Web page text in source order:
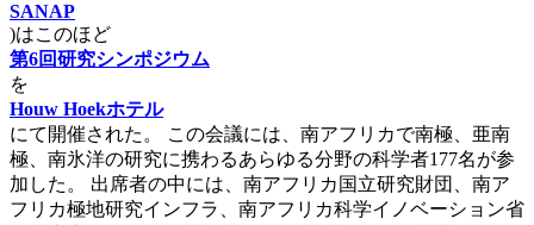
SANAP
)はこのほど
第6回研究シンポジウム
を
Houw Hoekホテル
にて開催された。 この会議には、南アフリカで南極、亜南
極、南氷洋の研究に携わるあらゆる分野の科学者177名が参
加した。 出席者の中には、南アフリカ国立研究財団、南ア
フリカ極地研究インフラ、南アフリカ科学イノベーション省